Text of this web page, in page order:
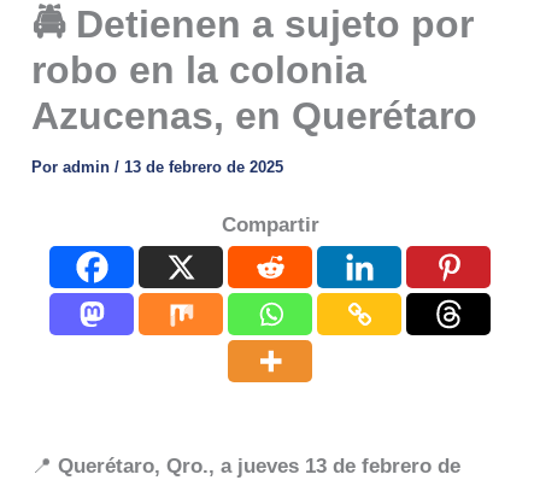
🚔 Detienen a sujeto por
robo en la colonia
Azucenas, en Querétaro
Poradmin/ 13 de febrero de 2025
Compartir
📍Querétaro, Qro., a jueves 13 de febrero de